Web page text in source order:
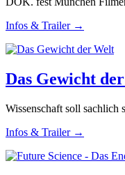
Infos & Trailer →
Das Gewicht
Wissenschaft soll sachlich
Infos & Trailer →